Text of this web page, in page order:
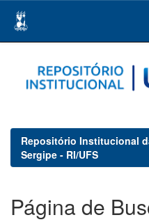
navigation
Repositório Institucional
Sergipe - RI/UFS
Página de